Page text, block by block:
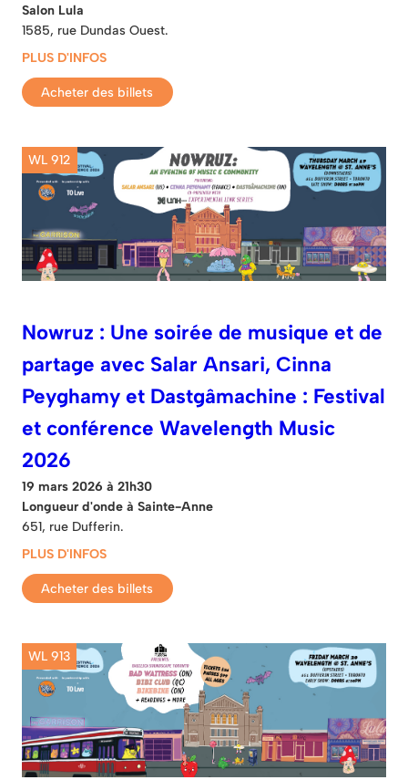
Salon Lula
1585, rue Dundas Ouest.
PLUS D'INFOS
Acheter des billets
WL 912
Nowruz : Une soirée de musique et de
partage avec Salar Ansari, Cinna
Peyghamy et Dastgâmachine : Festival
et conférence Wavelength Music
2026
19 mars 2026 à 21h30
Longueur d'onde à Sainte-Anne
651, rue Dufferin.
PLUS D'INFOS
Acheter des billets
WL 913